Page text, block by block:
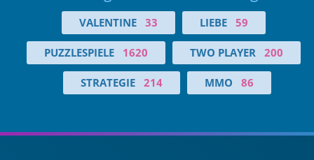
VALENTINE 33 LIEBE 59
PUZZLESPIELE 1620 TWO PLAYER 200
STRATEGIE 214 MMO 86